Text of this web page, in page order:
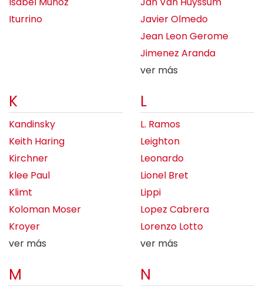
Iturrino
Javier Olmedo
Jean Leon Gerome
Jimenez Aranda
ver más
K
Kandinsky
Keith Haring
Kirchner
klee Paul
Klimt
Koloman Moser
Kroyer
ver más
L
L. Ramos
Leighton
Leonardo
Lionel Bret
Lippi
Lopez Cabrera
Lorenzo Lotto
ver más
M N